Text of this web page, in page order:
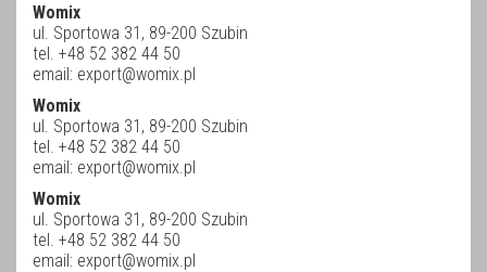
Womix
ul. Sportowa 31, 89-200 Szubin
tel. +48 52 382 44 50
email: export@womix.pl
Womix
ul. Sportowa 31, 89-200 Szubin
tel. +48 52 382 44 50
email: export@womix.pl
Womix
ul. Sportowa 31, 89-200 Szubin
tel. +48 52 382 44 50
email: export@womix.pl